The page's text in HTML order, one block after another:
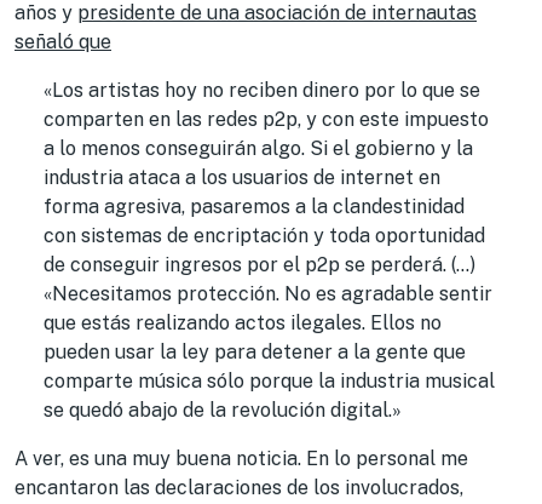
años y presidente de una asociación de internautas
señaló que
«Los artistas hoy no reciben dinero por lo que se
comparten en las redes p2p, y con este impuesto
a lo menos conseguirán algo. Si el gobierno y la
industria ataca a los usuarios de internet en
forma agresiva, pasaremos a la clandestinidad
con sistemas de encriptación y toda oportunidad
de conseguir ingresos por el p2p se perderá. (…)
«Necesitamos protección. No es agradable sentir
que estás realizando actos ilegales. Ellos no
pueden usar la ley para detener a la gente que
comparte música sólo porque la industria musical
se quedó abajo de la revolución digital.»
A ver, es una muy buena noticia. En lo personal me
encantaron las declaraciones de los involucrados,